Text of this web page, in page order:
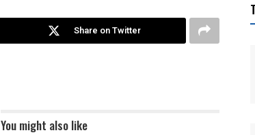
Share on Twitter
You might also like